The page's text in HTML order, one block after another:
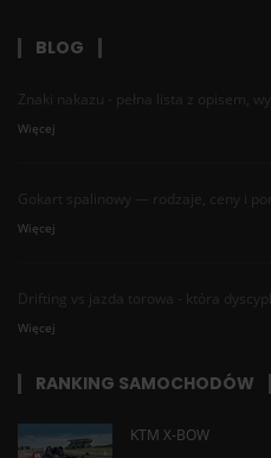
BLOG
Znaki nakazu - pełna lista z opisem,
Więcej
Gokart spalinowy — rodzaje, ceny i
Więcej
Drifting vs jazda torowa - która
Więcej
RANKING SAMOCHODÓW
KTM X-BOW